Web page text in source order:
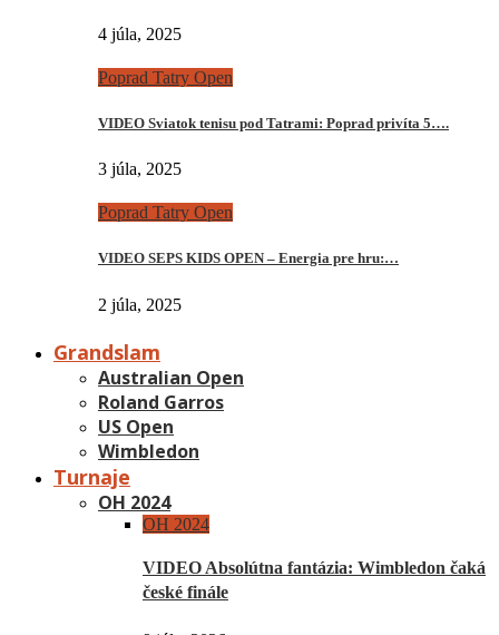
4 júla, 2025
Poprad Tatry Open
VIDEO Sviatok tenisu pod Tatrami: Poprad privíta 5….
3 júla, 2025
Poprad Tatry Open
VIDEO SEPS KIDS OPEN – Energia pre hru:…
2 júla, 2025
Grandslam
Australian Open
Roland Garros
US Open
Wimbledon
Turnaje
OH 2024
OH 2024
VIDEO Absolútna fantázia: Wimbledon čaká
české finále